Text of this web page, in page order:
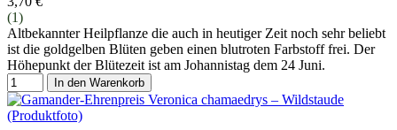
(1)
Altbekannter Heilpflanze die auch in heutiger Zeit noch sehr beliebt
ist die goldgelben Blüten geben einen blutroten Farbstoff frei. Der
Höhepunkt der Blütezeit ist am Johannistag dem 24 Juni.
In den Warenkorb